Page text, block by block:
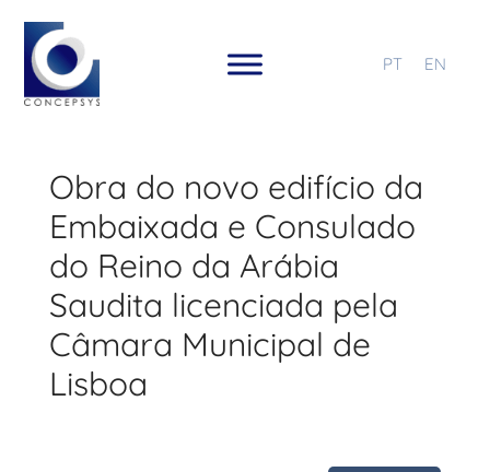
PT EN
Obra do novo edifício da
Embaixada e Consulado
do Reino da Arábia
Saudita licenciada pela
Câmara Municipal de
Lisboa